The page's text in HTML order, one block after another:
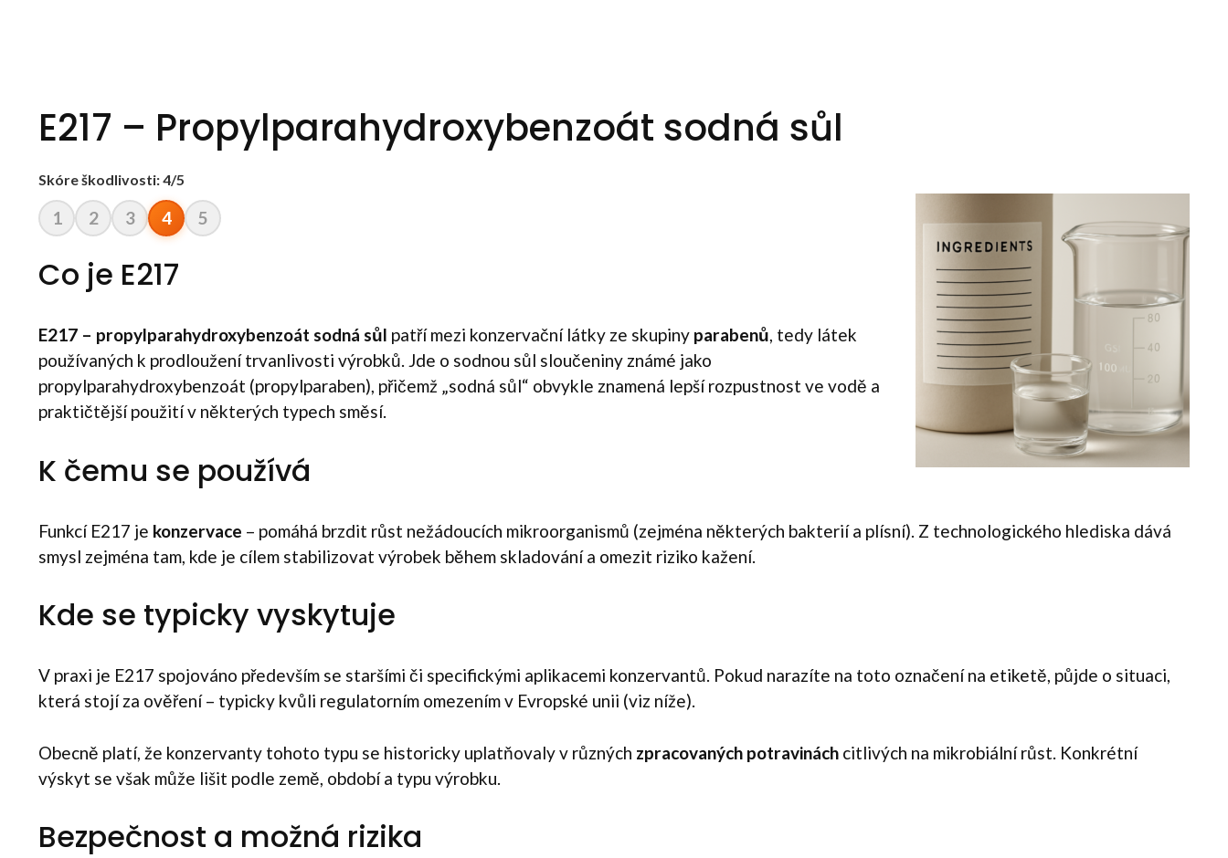
E217 – Propylparahydroxybenzoát sodná sůl
Skóre škodlivosti: 4/5
1 2 3 4 5
Co je E217
E217 – propylparahydroxybenzoát sodná sůl patří mezi konzervační látky ze skupiny parabenů, tedy látek
používaných k prodloužení trvanlivosti výrobků. Jde o sodnou sůl sloučeniny známé jako
propylparahydroxybenzoát (propylparaben), přičemž „sodná sůl“ obvykle znamená lepší rozpustnost ve vodě a
praktičtější použití v některých typech směsí.
K čemu se používá
Funkcí E217 je konzervace – pomáhá brzdit růst nežádoucích mikroorganismů (zejména některých bakterií a plísní). Z technologického hlediska dává
smysl zejména tam, kde je cílem stabilizovat výrobek během skladování a omezit riziko kažení.
Kde se typicky vyskytuje
V praxi je E217 spojováno především se staršími či specifickými aplikacemi konzervantů. Pokud narazíte na toto označení na etiketě, půjde o situaci,
která stojí za ověření – typicky kvůli regulatorním omezením v Evropské unii (viz níže).
Obecně platí, že konzervanty tohoto typu se historicky uplatňovaly v různých zpracovaných potravinách citlivých na mikrobiální růst. Konkrétní
výskyt se však může lišit podle země, období a typu výrobku.
Bezpečnost a možná rizika